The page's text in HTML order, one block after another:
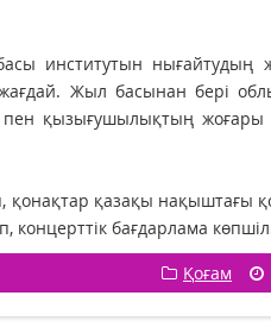
институтын нығайтудың
Жыл басынан бері
пен қызығушылықтың
қонақтар қазақы нақыштағы
бағдарлама
Қоғам